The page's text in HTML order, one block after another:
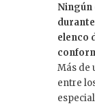
Ningún
elenco
Más de
entre